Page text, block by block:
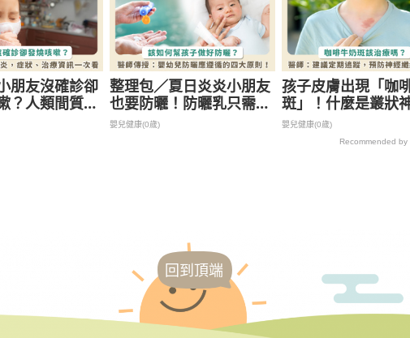
朋友沒確診卻
？人類間質肺
、傳染途徑、
整理包／夏日炎炎小朋友
也要防曬！防曬乳只需
「這個量」就好？孩子也
嬰兒健康(0歲)
孩子皮膚出現「咖
斑」！什麼是叢狀
維瘤？怎麼辨識？
些症狀？造成哪些
嬰兒健康(0歲)
Recommended by
回到頂端